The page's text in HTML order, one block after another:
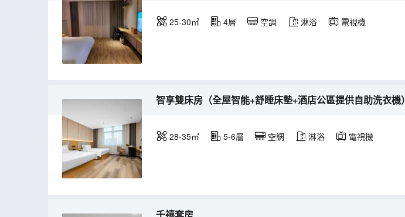
25-30㎡ 4層 空調 淋浴 電視機
智享雙床房（全屋智能+舒睡床墊+酒店公區提供自助洗衣機）
28-35㎡ 5-6層 空調 淋浴 電視機